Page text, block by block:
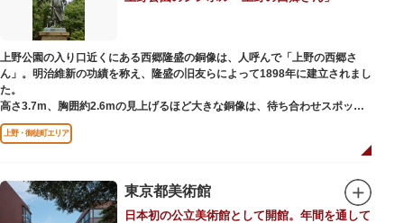
上野公園の入り口近くにある西郷隆盛の銅像は、人呼んで「上野の西郷さ
ん」。明治維新の功績を称え、隆盛の旧友らによって1898年に建立されまし
た。
高さ3.7m、胸囲約2.6mの見上げるほど大きな銅像は、待ち合わせスポット
やフォトスポットとして親しまれています。彫刻家、高村光雲によって作ら
れた像は、愛犬のツンと一緒にうさぎ狩りに出かけているところだそう。
上野公園にお立ち寄りの際は、ぜひ「上野の西郷さん」と写真撮影を楽しん
上野・御徒町エリア
東京都美術館
日本初の公立美術館として開館。年間を通して